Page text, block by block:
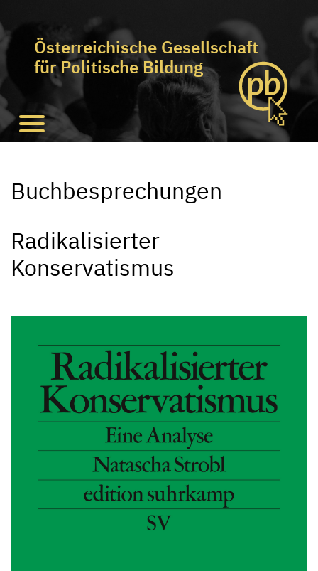
Österreichische Gesellschaft
für Politische Bildung
Buchbesprechungen
Radikalisierter
Konservatismus